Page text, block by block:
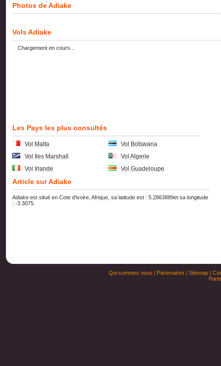
Photos de Adiake
Vols Adiake
Chargement en cours...
Les Pays les plus consultés
Vol Malta
Vol Botswana
Vol Iles Marshall
Vol Algerie
Vol Irlande
Vol Guadeloupe
Article sur Adiake
Adiake est situé en Cote d'ivoire, Afrique, sa latitude est : 5.2863889et sa longitude
: -3.3075.
Qui sommes nous | Partenaires | Sitemap|